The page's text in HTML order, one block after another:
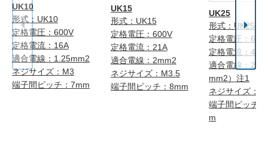
UK10
形式：UK10
定格電圧：600V
定格電流：16A
適合電線：1.25mm2
ネジサイズ：M3
端子間ピッチ：7mm
UK15
形式：UK15
定格電圧：600V
定格電流：21A
適合電線：2mm2
ネジサイズ：M3.5
端子間ピッチ：8mm
UK25
形式：UK25
定格電圧：
定格電流：40A
適合電線：
mm2）注1
ネジサイズ：
端子間ピッチ
m